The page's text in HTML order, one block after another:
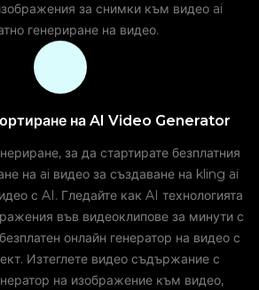
за снимки към видео ai
генериране на видео.
на AI Video Generator
за да стартирате безплатния
на ai видео за създаване на kling ai
с AI. Гледайте как AI технологията
във видеоклипове за минути с
онлайн генератор на видео с
Изтеглете видео съдържание с
на изображение към видео,